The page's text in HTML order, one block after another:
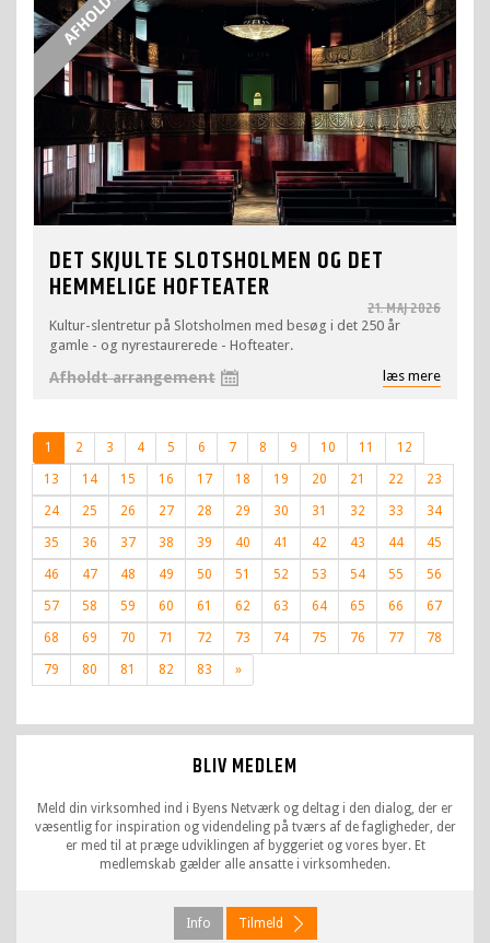
DET SKJULTE SLOTSHOLMEN OG DET
HEMMELIGE HOFTEATER
21. MAJ 2026
Kultur-slentretur på Slotsholmen med besøg i det 250 år
gamle - og nyrestaurerede - Hofteater.
læs mere
Afholdt arrangement
1 2 3 4 5 6 7 8 9 10 11 12
13 14 15 16 17 18 19 20 21 22 23
24 25 26 27 28 29 30 31 32 33 34
35 36 37 38 39 40 41 42 43 44 45
46 47 48 49 50 51 52 53 54 55 56
57 58 59 60 61 62 63 64 65 66 67
68 69 70 71 72 73 74 75 76 77 78
79 80 81 82 83 »Next
page
BLIV MEDLEM
Meld din virksomhed ind i Byens Netværk og deltag i den dialog, der er
væsentlig for inspiration og videndeling på tværs af de fagligheder, der
er med til at præge udviklingen af byggeriet og vores byer. Et
medlemskab gælder alle ansatte i virksomheden.
Info Tilmeld